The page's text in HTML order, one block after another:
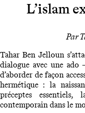
L’islam
Par
Tahar Ben Jelloun
dialogue avec une
d’aborder de façon
hermétique : la
préceptes
contemporain dans le